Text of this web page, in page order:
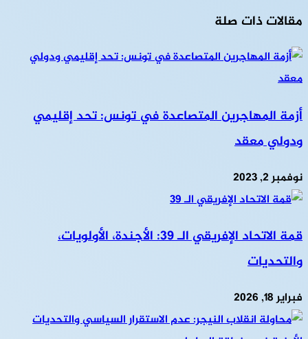
مقالات ذات صلة
أزمة المهاجرين المتصاعدة في تونس: تحد إقليمي
ودولي معقد
نوفمبر 2, 2023
قمة الاتحاد الإفريقي الـ 39: الأجندة، الأولويات،
والتحديات
فبراير 18, 2026